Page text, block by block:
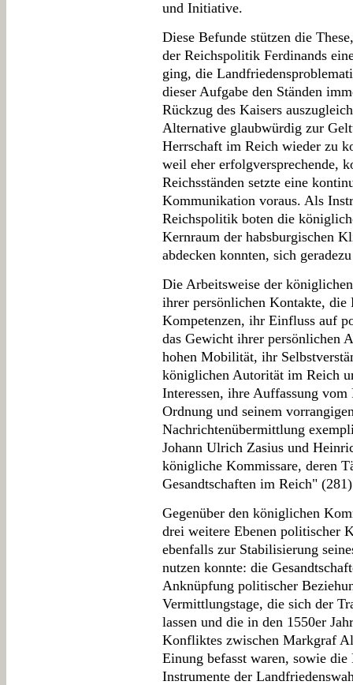
und Initiative.
Diese Befunde stützen die
der Reichspolitik Ferdinands
ging, die
dieser Aufgabe den Ständen
Rückzug des Kaisers
Alternative glaubwürdig zur
Herrschaft im Reich wieder zu
weil eher erfolgversprechende,
Reichsständen setzte eine
Kommunikation voraus. Als
Reichspolitik boten die
Kernraum der habsburgischen
abdecken konnten, sich
Die Arbeitsweise der
ihrer persönlichen Kontakte, die
Kompetenzen, ihr Einfluss auf
das Gewicht ihrer persönlichen
hohen Mobilität, ihr
königlichen Autorität im Reich
Interessen, ihre Auffassung
Ordnung und seinem
Nachrichtenübermittlung
Johann Ulrich Zasius und
königliche Kommissare, deren
Gesandtschaften im Reich"
Gegenüber den königlichen
drei weitere Ebenen politischer
ebenfalls zur Stabilisierung
nutzen konnte: die
Anknüpfung politischer
Vermittlungstage, die sich der
lassen und die in den 1550er
Konfliktes zwischen Markgraf
Einung befasst waren, sowie
Instrumente der